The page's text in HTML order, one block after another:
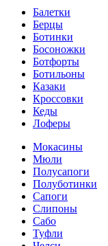
Балетки
Берцы
Ботинки
Босоножки
Ботфорты
Ботильоны
Казаки
Кроссовки
Кеды
Лоферы
Мокасины
Мюли
Полусапоги
Полуботинки
Сапоги
Слипоны
Сабо
Туфли